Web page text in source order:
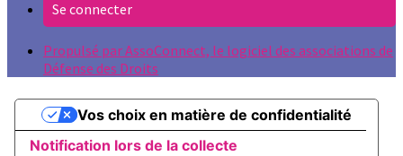
Se connecter
Propulsé par AssoConnect, le logiciel des associations de
Défense des Droits
Notification lors de la collecte
Vos choix en matière de confidentialité